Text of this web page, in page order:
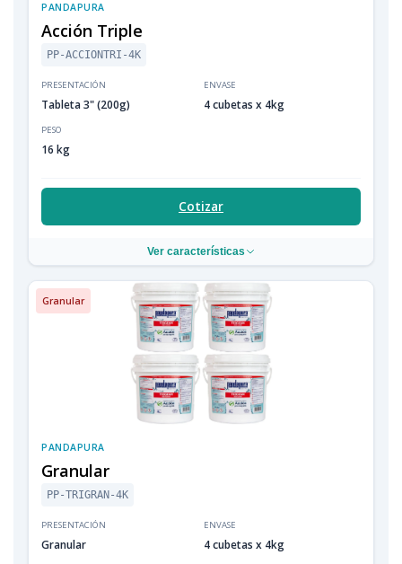
PANDAPURA
Acción Triple
PP-ACCIONTRI-4K
PRESENTACIÓN
Tableta 3" (200g)
ENVASE
4 cubetas x 4kg
PESO
16 kg
Cotizar
Ver características
Granular
PANDAPURA
Granular
PP-TRIGRAN-4K
PRESENTACIÓN
Granular
ENVASE
4 cubetas x 4kg